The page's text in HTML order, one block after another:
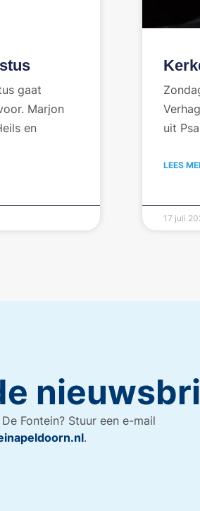
gaat
Marjon
en
uit
LEES
17 juli
Fontein? Stuur een e-mail
.